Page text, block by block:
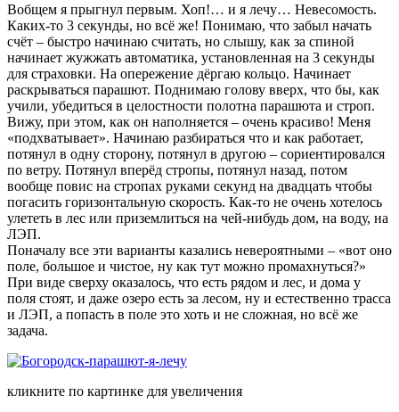
Вобщем я прыгнул первым. Хоп!… и я лечу… Невесомость.
Каких-то 3 секунды, но всё же! Понимаю, что забыл начать
счёт – быстро начинаю считать, но слышу, как за спиной
начинает жужжать автоматика, установленная на 3 секунды
для страховки. На опережение дёргаю кольцо. Начинает
раскрываться парашют. Поднимаю голову вверх, что бы, как
учили, убедиться в целостности полотна парашюта и строп.
Вижу, при этом, как он наполняется – очень красиво! Меня
«подхватывает». Начинаю разбираться что и как работает,
потянул в одну сторону, потянул в другою – сориентировался
по ветру. Потянул вперёд стропы, потянул назад, потом
вообще повис на стропах руками секунд на двадцать чтобы
погасить горизонтальную скорость. Как-то не очень хотелось
улететь в лес или приземлиться на чей-нибудь дом, на воду, на
ЛЭП.
Поначалу все эти варианты казались невероятными – «вот оно
поле, большое и чистое, ну как тут можно промахнуться?»
При виде сверху оказалось, что есть рядом и лес, и дома у
поля стоят, и даже озеро есть за лесом, ну и естественно трасса
и ЛЭП, а попасть в поле это хоть и не сложная, но всё же
задача.
кликните по картинке для увеличения